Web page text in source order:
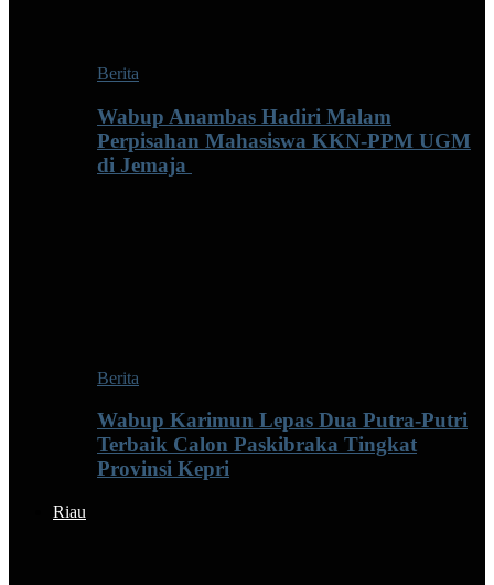
Berita
Wabup Anambas Hadiri Malam
Perpisahan Mahasiswa KKN-PPM UGM
di Jemaja ‎
Berita
Wabup Karimun Lepas Dua Putra-Putri
Terbaik Calon Paskibraka Tingkat
Provinsi Kepri
Riau